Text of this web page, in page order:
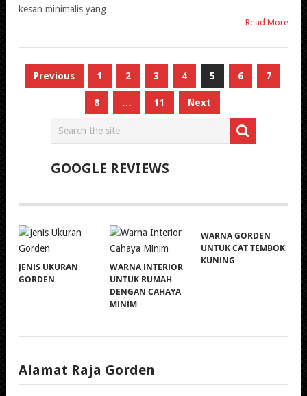
kesan minimalis yang …
Read More
Paginasi
Previous 1 2 3 4 5 6 7
8 … 11 Next
GOOGLE REVIEWS
JENIS UKURAN
GORDEN
WARNA INTERIOR
UNTUK RUMAH
DENGAN CAHAYA
MINIM
WARNA GORDEN
UNTUK CAT TEMBOK
KUNING
Alamat Raja Gorden